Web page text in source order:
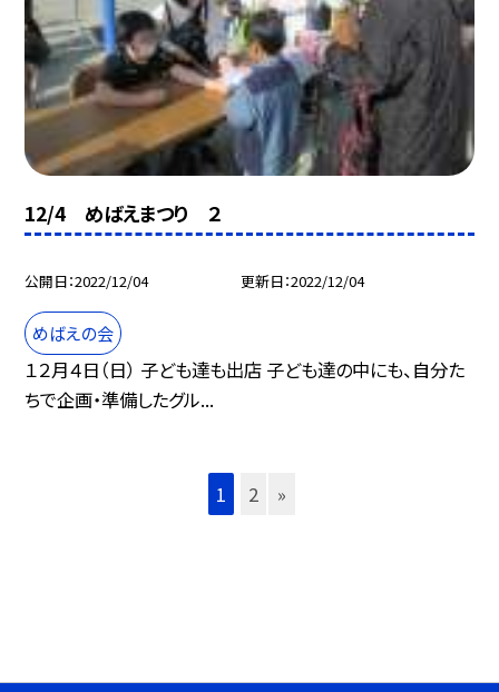
12/4 めばえまつり ２
公開日 2022/12/04 更新日 2022/12/04
めばえの会
１２月４日（日） 子ども達も出店 子ども達の中にも、自分た
ちで企画・準備したグル...
1 2 »